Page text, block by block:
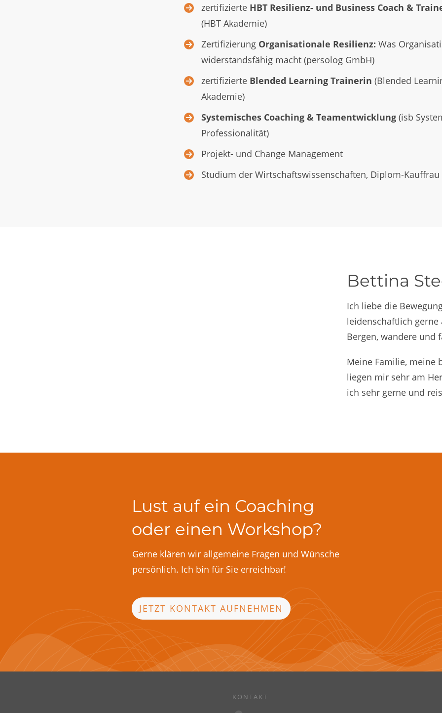
zertifizierte HBT Resilienz- und Business Coach &
(HBT Akademie)
Zertifizierung Organisationale Resilienz: Was
widerstandsfähig macht (persolog GmbH)
zertifizierte Blended Learning Trainerin (Blended
Akademie)
Systemisches Coaching & Teamentwicklung (isb
Professionalität)
Projekt- und Change Management
Studium der Wirtschaftswissenschaften, Diplom-Kauffrau
Bettina
Ich liebe die
leidenschaftlich
Bergen, wandere und
Meine Familie, meine
liegen mir sehr am
ich sehr gerne und
Lust auf ein Coaching
oder einen Workshop?
Gerne klären wir allgemeine Fragen und Wünsche
persönlich. Ich bin für Sie erreichbar!
JETZT KONTAKT AUFNEHMEN
KONTAKT